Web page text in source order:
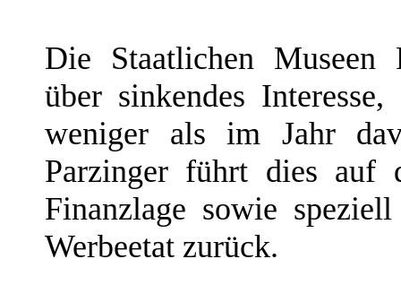
Die Staatlichen Museen
über sinkendes
weniger als im Jahr
Parzinger führt dies auf
Finanzlage sowie
Werbeetat zurück.